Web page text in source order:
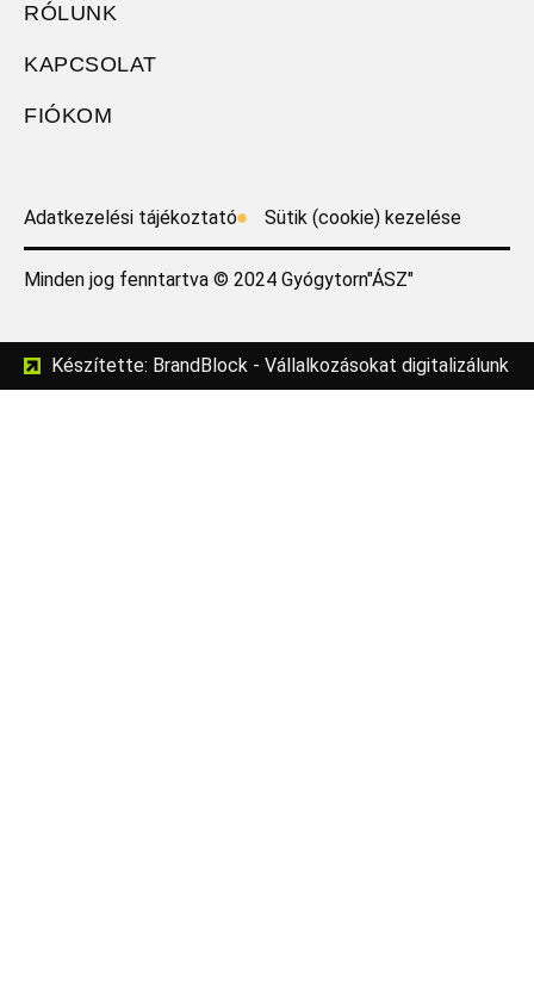
RÓLUNK
KAPCSOLAT
FIÓKOM
Adatkezelési tájékoztató Sütik (cookie) kezelése
Minden jog fenntartva © 2024 Gyógytorn"ÁSZ"
Készítette: BrandBlock - Vállalkozásokat digitalizálunk